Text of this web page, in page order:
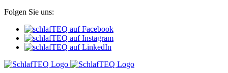
Folgen Sie uns: